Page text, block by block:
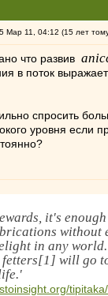
Мар 11, 04:12 (15 лет
что развив
в поток
спросить
уровня если
it's
without
in any
will go